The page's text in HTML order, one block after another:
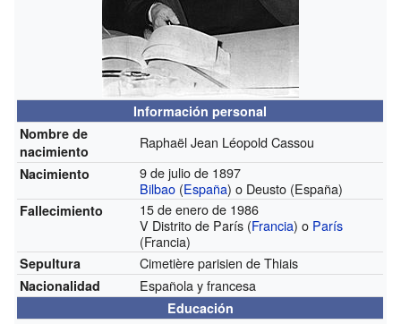
Información personal
Nombre de
nacimiento
Raphaël Jean Léopold Cassou
Nacimiento
9 de julio de 1897
Bilbao (España) o Deusto (España)
Fallecimiento
15 de enero de 1986
V Distrito de París (Francia) o París
(Francia)
Sepultura Cimetière parisien de Thiais
Nacionalidad Española y francesa
Educación